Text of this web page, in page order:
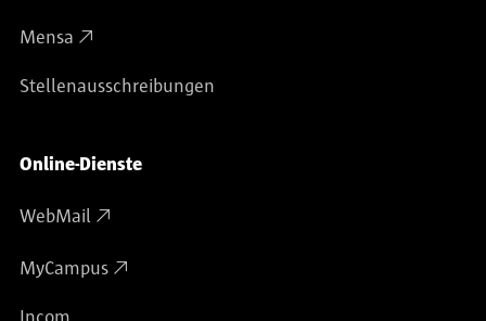
Mensa
Stellenausschreibungen
Online-Dienste
WebMail
MyCampus